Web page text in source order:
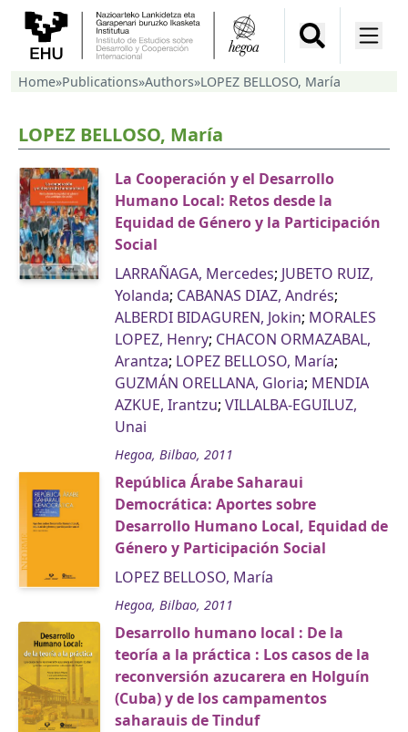
Home»Publications»Authors»LOPEZ BELLOSO, María
LOPEZ BELLOSO, María
La Cooperación y el Desarrollo
Humano Local: Retos desde la
Equidad de Género y la Participación
Social
LARRAÑAGA, Mercedes; JUBETO RUIZ,
Yolanda; CABANAS DIAZ, Andrés;
ALBERDI BIDAGUREN, Jokin; MORALES
LOPEZ, Henry; CHACON ORMAZABAL,
Arantza; LOPEZ BELLOSO, María;
GUZMÁN ORELLANA, Gloria; MENDIA
AZKUE, Irantzu; VILLALBA-EGUILUZ,
Unai
Hegoa, Bilbao, 2011
República Árabe Saharaui
Democrática: Aportes sobre
Desarrollo Humano Local, Equidad de
Género y Participación Social
LOPEZ BELLOSO, María
Hegoa, Bilbao, 2011
Desarrollo humano local : De la
teoría a la práctica : Los casos de la
reconversión azucarera en Holguín
(Cuba) y de los campamentos
saharauis de Tinduf